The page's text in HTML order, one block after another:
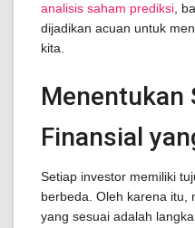
analisis saham prediksi ,
dijadikan acuan untuk
kita.
Menentukan
Finansial
Setiap investor memiliki
berbeda. Oleh karena itu,
yang sesuai adalah